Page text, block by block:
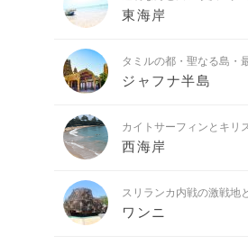
東海岸
タミルの都・聖なる島・
ジャフナ半島
カイトサーフィンとキリ
西海岸
スリランカ内戦の激戦地
ワンニ